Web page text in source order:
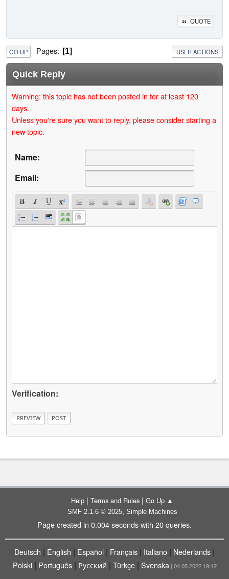
QUOTE
GO UP Pages 1 USER ACTIONS
Quick Reply
Warning: this topic has not been posted in for at least 120
days.
Unless you're sure you want to reply, please consider starting a
new topic.
Name:
Email:
Verification:
Help | Terms and Rules | Go Up ▲
SMF 2.1.6 © 2025, Simple Machines
Page created in 0.004 seconds with 20 queries.
Deutsch | English | Español | Français | Italiano | Nederlands |
Polski| Português| Русский | Türkçe| Svenska | 04.05.2022 19:42